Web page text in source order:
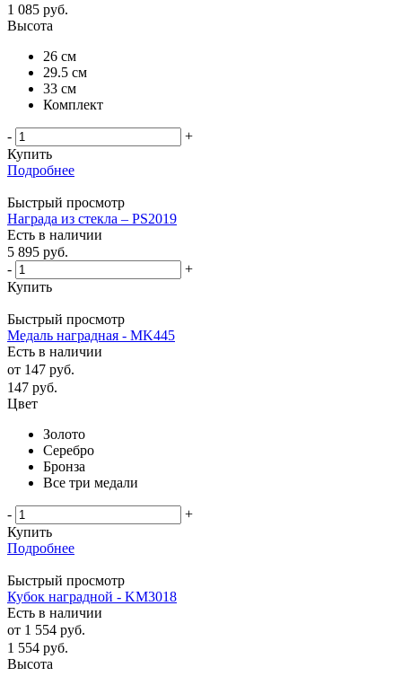
1 085 руб.
Высота
26 см
29.5 см
33 см
Комплект
-
+
Купить
Подробнее
Быстрый просмотр
Награда из стекла – PS2019
Есть в наличии
5 895 руб.
-
+
Купить
Быстрый просмотр
Медаль наградная - MK445
Есть в наличии
от 147 руб.
147 руб.
Цвет
Золото
Серебро
Бронза
Все три медали
-
+
Купить
Подробнее
Быстрый просмотр
Кубок наградной - KM3018
Есть в наличии
от 1 554 руб.
1 554 руб.
Высота